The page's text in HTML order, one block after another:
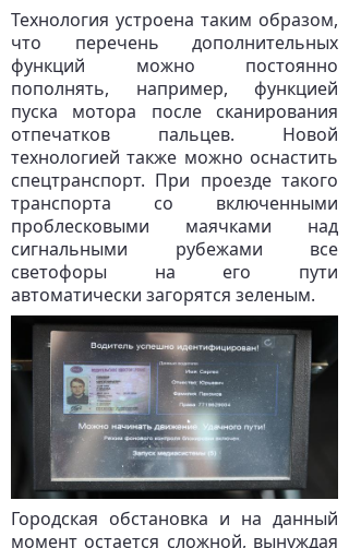
Технология устроена таким образом,
что перечень дополнительных
функций можно постоянно
пополнять, например, функцией
пуска мотора после сканирования
отпечатков пальцев. Новой
технологией также можно оснастить
спецтранспорт. При проезде такого
транспорта со включенными
проблесковыми маячками над
сигнальными рубежами все
светофоры на его пути
автоматически загорятся зеленым.
Городская обстановка и на данный
момент остается сложной, вынуждая